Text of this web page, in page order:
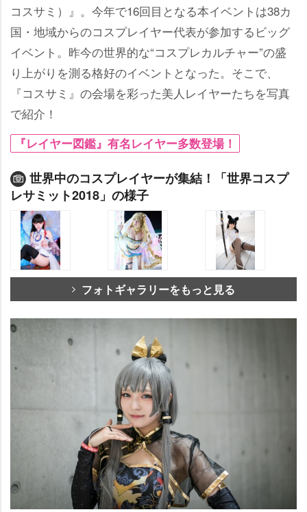
コスサミ）』。今年で16回目となる本イベントは38カ
国・地域からのコスプレイヤー代表が参加するビッグ
イベント。昨今の世界的な“コスプレカルチャー”の盛
り上がりを測る格好のイベントとなった。そこで、
『コスサミ』の会場を彩った美人レイヤーたちを写真
で紹介！
『レイヤー図鑑』有名レイヤー多数登場！
世界中のコスプレイヤーが集結！「世界コスプ
レサミット2018」の様子
フォトギャラリーをもっと見る